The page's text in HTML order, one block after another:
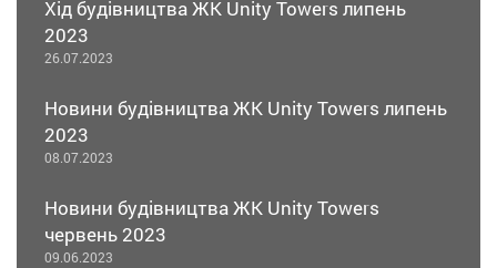
Хід будівництва ЖК Unity Towers липень
2023
26.07.2023
Новини будівництва ЖК Unity Towers липень
2023
08.07.2023
Новини будівництва ЖК Unity Towers
червень 2023
09.06.2023